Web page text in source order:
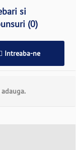
si
(0)
Intreaba-ne